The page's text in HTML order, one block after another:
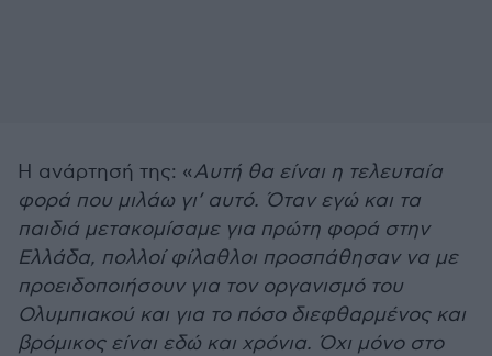
Η ανάρτησή της: «Αυτή θα είναι η τελευταία
φορά που μιλάω γι’ αυτό. Όταν εγώ και τα
παιδιά μετακομίσαμε για πρώτη φορά στην
Ελλάδα, πολλοί φίλαθλοι προσπάθησαν να με
προειδοποιήσουν για τον οργανισμό του
Ολυμπιακού και για το πόσο διεφθαρμένος και
βρόμικος είναι εδώ και χρόνια. Όχι μόνο στο